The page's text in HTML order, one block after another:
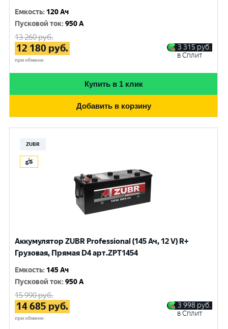
Емкость: 120 Ач
Пусковой ток:950 A
13 260руб.
12 180 руб.
при обмене
3 315 руб.
в Сплит
Купить в 1 клик
Добавить в корзину
ZUBR
Аккумулятор ZUBR Professional (145 Ач, 12 V) R+
Грузовая, Прямая D4 арт.ZPT1454
Емкость: 145 Ач
Пусковой ток:950 A
15 990руб.
14 685 руб.
при обмене
3 998 руб.
в Сплит